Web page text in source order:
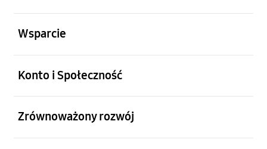
Wsparcie
Konto i Społeczność
Zrównoważony rozwój